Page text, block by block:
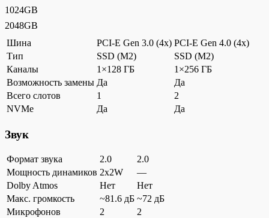
1024GB
2048GB
Шина
PCI-E Gen 3.0 (4x) PCI-E Gen 4.0 (4x)
Тип
SSD (M2)
SSD (M2)
Каналы
1×128 ГБ
1×256 ГБ
Возможность замены Да
Да
Всего слотов
1
2
NVMe
Да Да
Звук
Формат звука 2.0
2.0
Мощность динамиков 2x2W
—
Dolby Atmos
Нет
Нет
Макс. громкость
~81.6 дБ ~72 дБ
Микрофонов
2 2